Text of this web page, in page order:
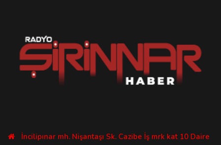
İncilipınar mh. Nişantaşı Sk. Cazibe İş mrk kat 10 Daire